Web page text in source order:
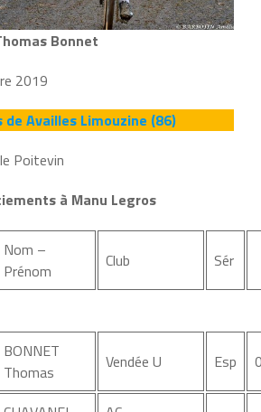
Bonnet
2019
Availles Limouzine (86)
Poitevin
à Manu Legros
Nom –
Prénom
Club Sér
BONNET
Thomas
Vendée U Esp